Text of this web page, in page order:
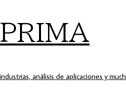
análisis de aplicaciones y